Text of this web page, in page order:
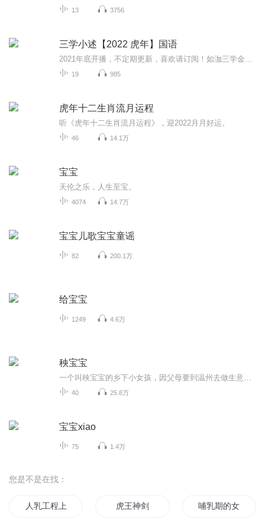
13 3756
三学小述【2022 虎年】国语
19 985
虎年十二生肖流月运程
听《虎年十二生肖流月运程》，迎2022月月好运。
46 14.1万
宝宝
天伦之乐，人生至宝。
4074 14.7万
宝宝儿歌宝宝童谣
82 200.1万
给宝宝
1249 4.6万
秧宝宝
40 25.8万
宝宝xiao
75 1.4万
您是不是在找：
人乳工程上 虎王神剑 哺乳期的女人